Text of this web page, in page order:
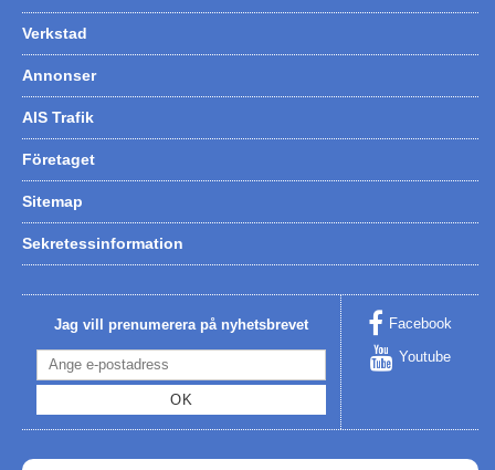
Varta - Batterier
Victron - Batteriladdare
CTEK - Batteriladdare
Webasto - Dieselvärmare
Calix - Packline - Takboxar
Thule - Takboxar
Begagnade Motorer & Båtar
Verkstad
Annonser
AIS Trafik
Företaget
Sitemap
Sekretessinformation
Jag vill prenumerera på nyhetsbrevet
OK
Facebook
Youtube